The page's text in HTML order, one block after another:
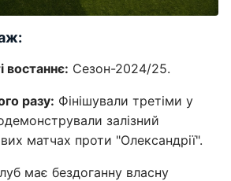
востаннє: Сезон-2024/25.
разу: Фінішували третіми у
залізний
матчах проти "Олександрії".
має бездоганну власну